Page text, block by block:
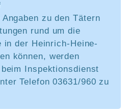
zu den Tätern
rund um die
in der Heinrich-Heine-
können, werden
Inspektionsdienst
Telefon 03631/960 zu